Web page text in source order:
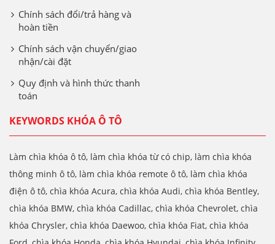
Chính sách đổi/trả hàng và
hoàn tiền
Chính sách vận chuyển/giao
nhận/cài đặt
Quy định và hình thức thanh
toán
KEYWORDS KHÓA Ô TÔ
Làm chìa khóa ô tô, làm chìa khóa từ có chip, làm chìa khóa
thông minh ô tô, làm chìa khóa remote ô tô, làm chìa khóa
điện ô tô, chìa khóa Acura, chìa khóa Audi, chìa khóa Bentley,
chìa khóa BMW, chìa khóa Cadillac, chìa khóa Chevrolet, chìa
khóa Chrysler, chìa khóa Daewoo, chìa khóa Fiat, chìa khóa